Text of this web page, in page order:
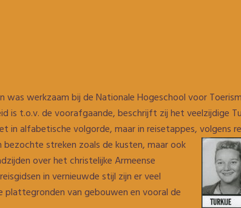
werkzaam bij de Nationale Hogeschool voor
is t.o.v. de voorafgaande, beschrijft zij het veelzijdige
in alfabetische volgorde, maar in reisetappes, volgens
streken zoals de kusten, maar ook
over het christelijke Armeense
in vernieuwde stijl zijn er veel
plattegronden van gebouwen en vooral de